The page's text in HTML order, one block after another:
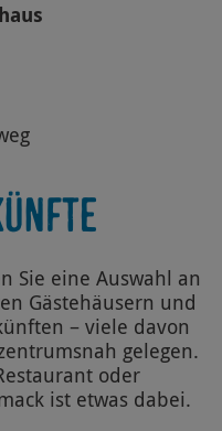
Sie eine Auswahl an
Gästehäusern und
– viele davon
gelegen.
oder
ist etwas dabei.